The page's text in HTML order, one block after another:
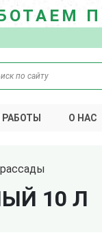
РАБОТЫ О НАС
10 Л